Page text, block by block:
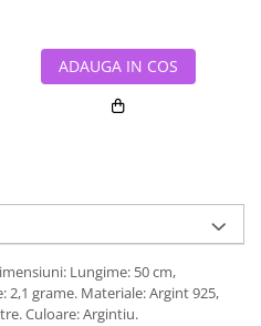
ADAUGA IN COS
Lungime: 50 cm,
2,1 grame. Materiale: Argint 925,
Culoare: Argintiu.